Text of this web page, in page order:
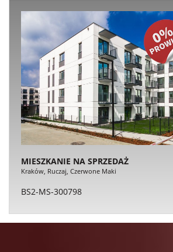
MIESZKANIE NA SPRZEDAŻ
Kraków, Ruczaj, Czerwone Maki
BS2-MS-300798